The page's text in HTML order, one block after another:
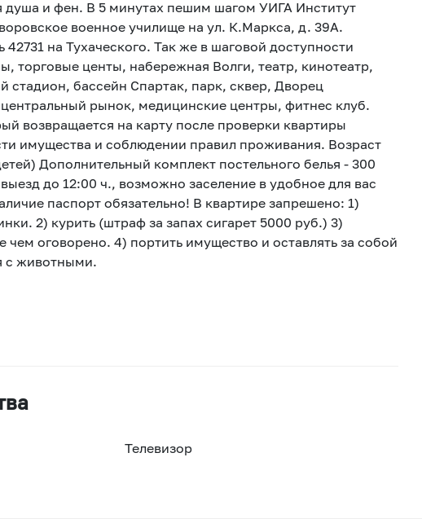
душа и фен. В 5 минутах пешим шагом УИГА Институт
военное училище на ул. К.Маркса, д. 39А.
42731 на Тухаческого. Так же в шаговой доступности
торговые центы, набережная Волги, театр, кинотеатр,
стадион, бассейн Спартак, парк, сквер, Дворец
рынок, медицинские центры, фитнес клуб.
возвращается на карту после проверки квартиры
имущества и соблюдении правил проживания. Возраст
Дополнительный комплект постельного белья - 300
до 12:00 ч., возможно заселение в удобное для вас
паспорт обязательно! В квартире запрешено: 1)
2) курить (штраф за запах сигарет 5000 руб.) 3)
оговорено. 4) портить имущество и оставлять за собой
с животными.
Телевизор